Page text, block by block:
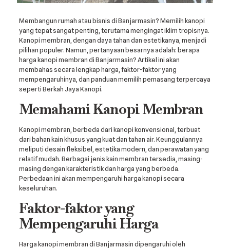
Membangun rumah atau bisnis di Banjarmasin? Memilih kanopi
yang tepat sangat penting, terutama mengingat iklim tropisnya.
Kanopi membran, dengan daya tahan dan estetikanya, menjadi
pilihan populer. Namun, pertanyaan besarnya adalah: berapa
harga kanopi membran di Banjarmasin? Artikel ini akan
membahas secara lengkap harga, faktor-faktor yang
mempengaruhinya, dan panduan memilih pemasang terpercaya
seperti Berkah Jaya Kanopi.
Memahami Kanopi Membran
Kanopi membran, berbeda dari kanopi konvensional, terbuat
dari bahan kain khusus yang kuat dan tahan air. Keunggulannya
meliputi desain fleksibel, estetika modern, dan perawatan yang
relatif mudah. Berbagai jenis kain membran tersedia, masing-
masing dengan karakteristik dan harga yang berbeda.
Perbedaan ini akan mempengaruhi harga kanopi secara
keseluruhan.
Faktor-faktor yang
Mempengaruhi Harga
Harga kanopi membran di Banjarmasin dipengaruhi oleh